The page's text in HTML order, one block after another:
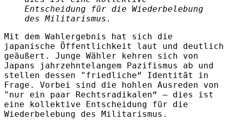
Entscheidung für die Wiederbelebung
des Militarismus.
Mit dem Wahlergebnis hat sich die
japanische Öffentlichkeit laut und deutlich
geäußert. Junge Wähler kehren sich von
Japans jahrzehntelangem Pazifismus ab und
stellen dessen "friedliche“ Identität in
Frage. Vorbei sind die hohlen Ausreden von
"nur ein paar Rechtsradikalen“ – dies ist
eine kollektive Entscheidung für die
Wiederbelebung des Militarismus.